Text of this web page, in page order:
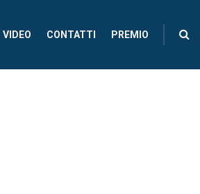
VIDEO CONTATTI PREMIO